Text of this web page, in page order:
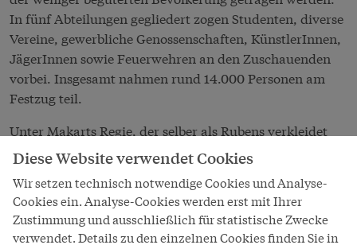
In fünf Abteilungen gegliedert zogen Studenten, diverse
Vereine, gewerbliche Genossenschaften, KünstlerInnen,
JägerInnen sowie Feuerwehren an den Zuschauenden
vorbei. Insgesamt nahmen rund 14.000 Personen am
Festzug teil.
Unter Makarts Regie, der selber als Rubens verkleidet
auf einem Lipizzaner mitritt, geriet der Hauptteil zu
einem prunkvollen Historienspektakel: BürgerInnen
stellten in historischen Kostümen alle traditionellen
Berufsgruppen auf prächtig geschmückten Festwagen
nach. Die Renaissance-Kleidung verwies auf die Blüte
Diese Website verwendet Cookies
Wir setzen technisch notwendige Cookies und Analyse-
Cookies ein. Analyse-Cookies werden erst mit Ihrer
Zustimmung und ausschließlich für statistische Zwecke
verwendet. Details zu den einzelnen Cookies finden Sie in